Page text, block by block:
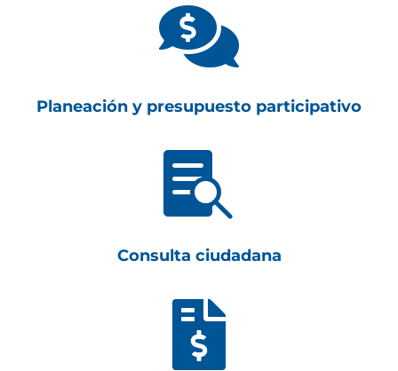

Planeación y presupuesto participativo

Consulta ciudadana
